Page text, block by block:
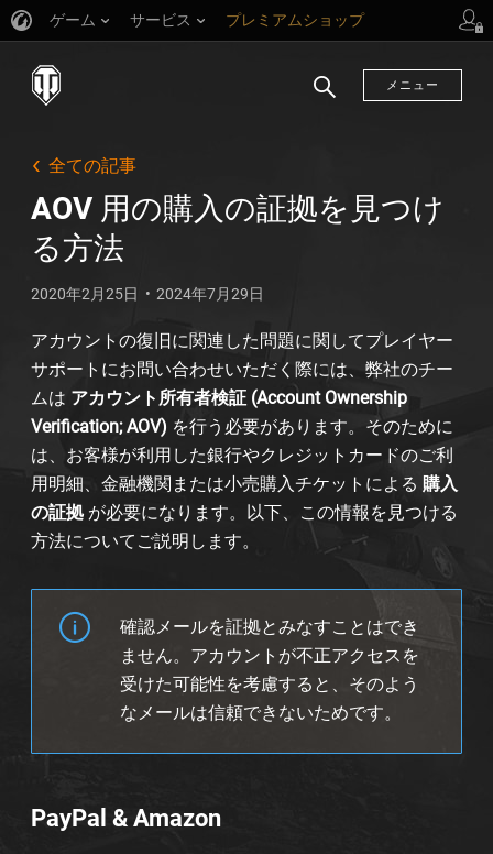
ゲーム サービス プレミアムショップ
メニュー
全ての記事
AOV 用の購入の証拠を見つけ
る方法
2020年2月25日 2024年7月29日
アカウントの復旧に関連した問題に関してプレイヤー
サポートにお問い合わせいただく際には、弊社のチー
ムは アカウント所有者検証 (Account Ownership
Verification; AOV) を行う必要があります。そのために
は、お客様が利用した銀行やクレジットカードのご利
用明細、金融機関または小売購入チケットによる 購入
の証拠 が必要になります。以下、この情報を見つける
方法についてご説明します。
確認メールを証拠とみなすことはでき
ません。アカウントが不正アクセスを
受けた可能性を考慮すると、そのよう
なメールは信頼できないためです。
PayPal & Amazon